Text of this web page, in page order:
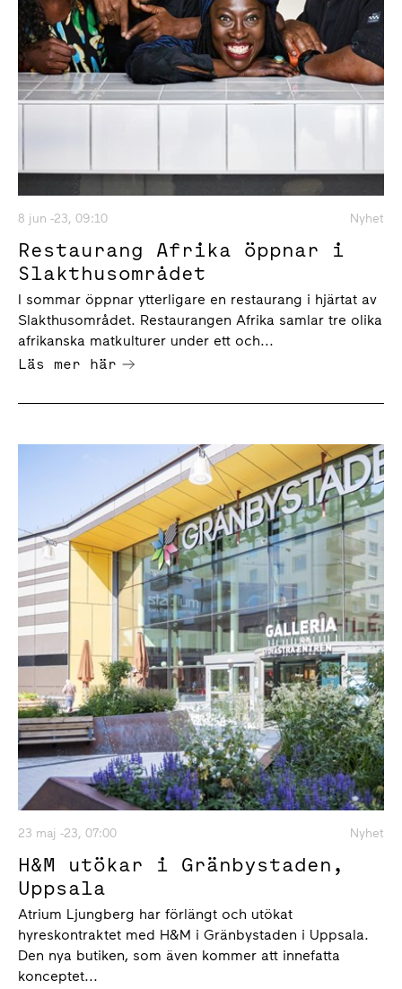
8 jun -23, 09:10 Nyhet
Restaurang Afrika öppnar i
Slakthusområdet
I sommar öppnar ytterligare en restaurang i hjärtat av
Slakthusområdet. Restaurangen Afrika samlar tre olika
afrikanska matkulturer under ett och...
Läs mer här
23 maj -23, 07:00 Nyhet
H&M utökar i Gränbystaden,
Uppsala
Atrium Ljungberg har förlängt och utökat
hyreskontraktet med H&M i Gränbystaden i Uppsala.
Den nya butiken, som även kommer att innefatta
konceptet...